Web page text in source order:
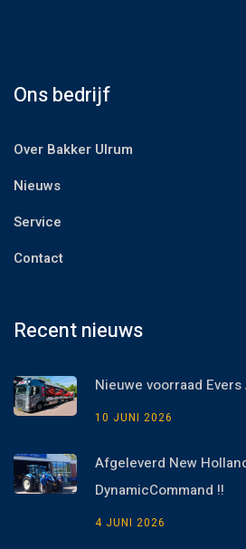
Ons bedrijf
Over Bakker Ulrum
Nieuws
Service
Contact
Recent nieuws
Nieuwe voorraad
10 JUNI 2026
Afgeleverd New
DynamicCommand !!
4 JUNI 2026